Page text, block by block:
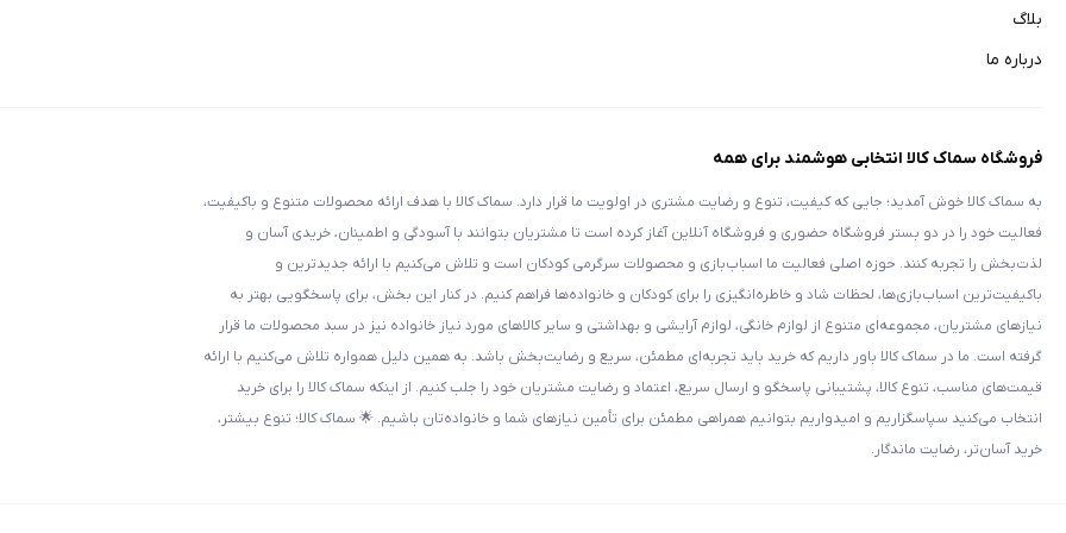
بلاگ
درباره ما
فروشگاه سماک کالا انتخابی هوشمند برای همه
به سماک کالا خوش آمدید؛ جایی که کیفیت، تنوع و رضایت مشتری در اولویت ما قرار دارد. سماک کالا با هدف ارائه محصولات متنوع و باکیفیت،
فعالیت خود را در دو بستر فروشگاه حضوری و فروشگاه آنلاین آغاز کرده است تا مشتریان بتوانند با آسودگی و اطمینان، خریدی آسان و
لذت‌بخش را تجربه کنند. حوزه اصلی فعالیت ما اسباب‌بازی و محصولات سرگرمی کودکان است و تلاش می‌کنیم با ارائه جدیدترین و
باکیفیت‌ترین اسباب‌بازی‌ها، لحظات شاد و خاطره‌انگیزی را برای کودکان و خانواده‌ها فراهم کنیم. در کنار این بخش، برای پاسخگویی بهتر به
نیازهای مشتریان، مجموعه‌ای متنوع از لوازم خانگی، لوازم آرایشی و بهداشتی و سایر کالاهای مورد نیاز خانواده نیز در سبد محصولات ما قرار
گرفته است. ما در سماک کالا باور داریم که خرید باید تجربه‌ای مطمئن، سریع و رضایت‌بخش باشد. به همین دلیل همواره تلاش می‌کنیم با ارائه
قیمت‌های مناسب، تنوع کالا، پشتیبانی پاسخگو و ارسال سریع، اعتماد و رضایت مشتریان خود را جلب کنیم. از اینکه سماک کالا را برای خرید
انتخاب می‌کنید سپاسگزاریم و امیدواریم بتوانیم همراهی مطمئن برای تأمین نیازهای شما و خانواده‌تان باشیم. 🌟 سماک کالا؛ تنوع بیشتر،
خرید آسان‌تر، رضایت ماندگار.